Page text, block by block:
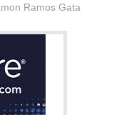
Ramos Gata